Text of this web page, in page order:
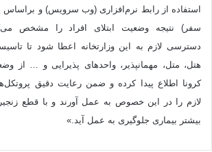
استفاده از رابط نرم‌افزاری (وب سرویس) و براساس
سفر) نتیجه وضعیت ابتلای افراد را مشخص
دسترسی لازم به این وزارتخانه اعطا شود تا
هتل، متل، مهمانپذیر، واحدهای پذیرایی و … از
کرونا اطلاع پیدا کرده و ضمن رعایت دقیق
لازم را در این خصوص به عمل آورند و با قطع
بیشتر بیماری جلوگیری به عمل آید.»